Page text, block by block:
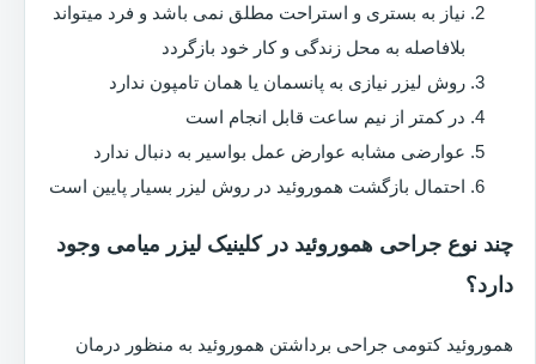
نیاز به بستری و استراحت مطلق نمی باشد و فرد میتواند
بلافاصله به محل زندگی و کار خود بازگردد
روش لیزر نیازی به پانسمان یا همان تامپون ندارد
در کمتر از نیم ساعت قابل انجام است
عوارضی مشابه عوارض عمل بواسیر به دنبال ندارد
احتمال بازگشت هموروئید در روش لیزر بسیار پایین است
چند نوع جراحی هموروئید در کلینیک لیزر میامی وجود
دارد؟
هموروئید کتومی جراحی برداشتن هموروئید به منظور درمان